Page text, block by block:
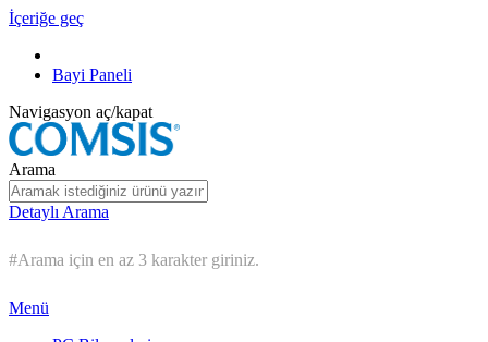
İçeriğe geç
Bayi Paneli
Navigasyon aç/kapat
Arama
Detaylı Arama
#Arama için en az 3 karakter giriniz.
Menü